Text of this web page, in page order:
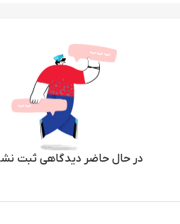
در حال حاضر دیدگاهی ثبت